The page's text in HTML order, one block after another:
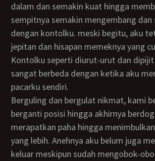
dalam dan semakin kuat hingga
sempitnya semakin mengembang dan
dengan kontolku. meski begitu, aku
jepitan dan hisapan memeknya yang
Kontolku seperti diurut-urut dan dipijit
sangat berbeda dengan ketika aku
pacarku sendiri.
Berguling dan bergulat nikmat, kami beberapa kali
berganti posisi hingga akhirnya
merapatkan paha hingga
yang lebih. Anehnya aku belum juga
keluar meskipun sudah mengobok-